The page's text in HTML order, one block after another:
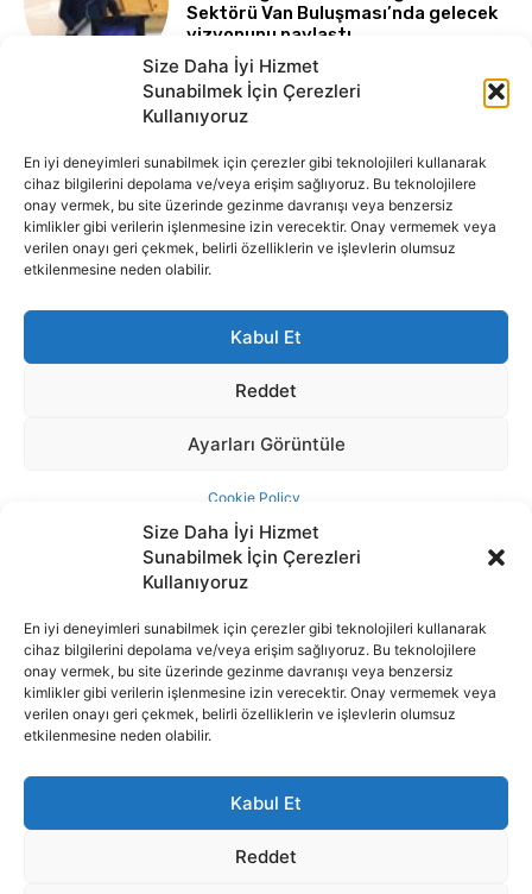
Size Daha İyi Hizmet
Sunabilmek İçin Çerezleri
Kullanıyoruz
En iyi deneyimleri sunabilmek için çerezler gibi teknolojileri kullanarak
cihaz bilgilerini depolama ve/veya erişim sağlıyoruz. Bu teknolojilere
onay vermek, bu site üzerinde gezinme davranışı veya benzersiz
kimlikler gibi verilerin işlenmesine izin verecektir. Onay vermemek veya
verilen onayı geri çekmek, belirli özelliklerin ve işlevlerin olumsuz
etkilenmesine neden olabilir.
Kabul Et
Reddet
İnternet portalımızda yer alan tüm haber metini, resim ve benzeri
içeriğin hakları Sigortamedya Yayıncılık A.Ş.'ye aittir. Hiçbir şekilde
basılı ya da elektronik bir ortamda, kaynak gösterilse bile izin
alınmadan kullanılamaz.